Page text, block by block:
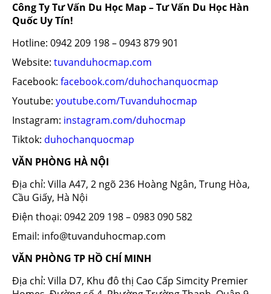
Công Ty Tư Vấn Du Học Map – Tư Vấn Du Học Hàn
Quốc Uy Tín!
Hotline: 0942 209 198 – 0943 879 901
Website: tuvanduhocmap.com
Facebook: facebook.com/duhochanquocmap
Youtube: youtube.com/Tuvanduhocmap
Instagram: instagram.com/duhocmap
Tiktok: duhochanquocmap
VĂN PHÒNG HÀ NỘI
Địa chỉ: Villa A47, 2 ngõ 236 Hoàng Ngân, Trung Hòa,
Cầu Giấy, Hà Nội
Điện thoại: 0942 209 198 – 0983 090 582
Email: info@tuvanduhocmap.com
VĂN PHÒNG TP HỒ CHÍ MINH
Địa chỉ: Villa D7, Khu đô thị Cao Cấp Simcity Premier